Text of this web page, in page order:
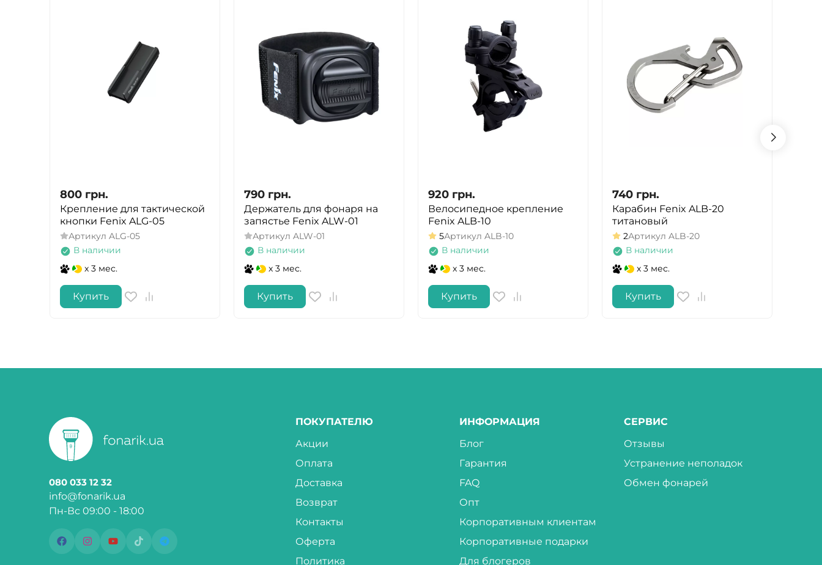
800 грн.
Крепление для тактической
кнопки Fenix ALG-05
Артикул ALG-05
В наличии
x 3 мес.
Купить
790 грн.
Держатель для фонаря на
запястье Fenix ALW-01
Артикул ALW-01
В наличии
x 3 мес.
Купить
920 грн.
Велосипедное крепление
Fenix ALB-10
5Артикул ALB-10
В наличии
x 3 мес.
Купить
740 грн.
Карабин Fenix ALB-20
титановый
2Артикул ALB-20
В наличии
x 3 мес.
Купить
080 033 12 32
info@fonarik.ua
Пн-Вс 09:00 - 18:00
ПОКУПАТЕЛЮ
Акции
Оплата
Доставка
Возврат
Контакты
Оферта
Политика
ИНФОРМАЦИЯ
Блог
Гарантия
FAQ
Опт
Корпоративным клиентам
Корпоративные подарки
Для блогеров
СЕРВИС
Отзывы
Устранение неполадок
Обмен фонарей